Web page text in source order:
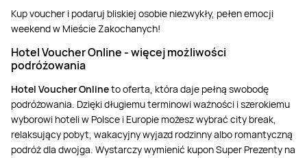
Kup voucher i podaruj bliskiej osobie niezwykły, pełen emocji
weekend w Mieście Zakochanych!
Hotel Voucher Online -więcej możliwości
podróżowania
Hotel Voucher Onlineto oferta, która daje pełną swobodę
podróżowania. Dzięki długiemu terminowi ważności i szerokiemu
wyborowi hoteli w Polsce i Europie możesz wybrać city break,
relaksujący pobyt, wakacyjny wyjazd rodzinny albo romantyczną
podróż dla dwojga. Wystarczy wymienić kupon Super Prezenty na